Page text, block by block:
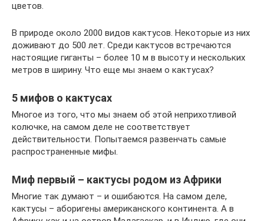
цветов.
В природе около 2000 видов кактусов. Некоторые из них
доживают до 500 лет. Среди кактусов встречаются
настоящие гиганты – более 10 м в высоту и нескольких
метров в ширину. Что еще мы знаем о кактусах?
5 мифов о кактусах
Многое из того, что мы знаем об этой неприхотливой
колючке, на самом деле не соответствует
действительности. Попытаемся развенчать самые
распространенные мифы.
Миф первый – кактусы родом из Африки
Многие так думают – и ошибаются. На самом деле,
кактусы – аборигены американского континента. А в